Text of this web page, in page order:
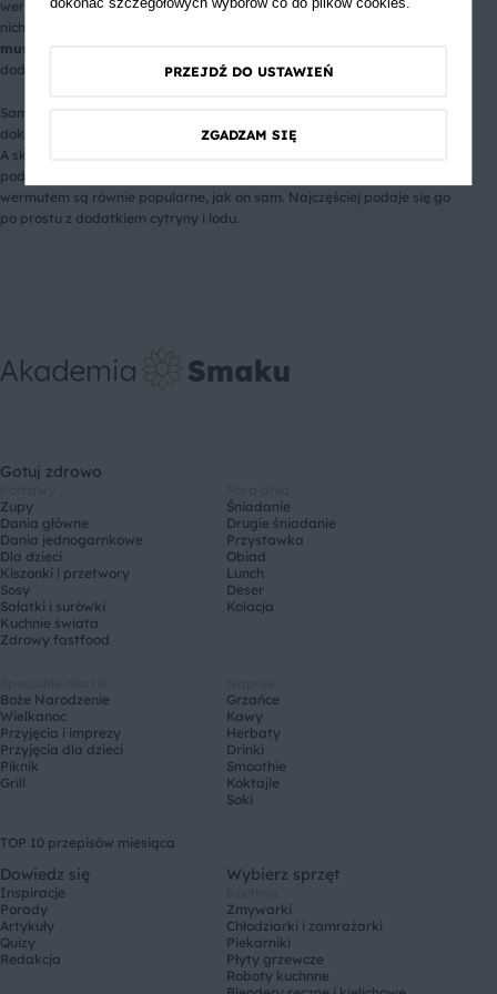
wermuty różnej odmiany z uwagi na pochodzenie. Jednak większość z
nich opiera się na dodatku ziół, takich jak
muszkatołowa
dodatek korzenia goryczki lub chininy.
Sama nazwa „wermut” z języka niemieckiego oznacza „piołun”, co
dokładnie wskazuje nam, na jakiej przyprawie powinien on bazować.
A skoro już wiemy, co to jest wermut, to jak pić ten trunek? Można
podawać go samodzielnie w szerokiej szklance, choć drinki z
wermutem są równie popularne, jak on sam. Najczęściej podaje się go
po prostu z dodatkiem cytryny i lodu.
Gotuj zdrowo
Zupy
Dania główne
Dania jednogarnkowe
Dla dzieci
Kiszonki i przetwory
Sosy
Sałatki i surówki
Kuchnie świata
Zdrowy fastfood
Śniadanie
Drugie śniadanie
Przystawka
Obiad
Lunch
Deser
Kolacja
Boże Narodzenie
Wielkanoc
Przyjęcia i imprezy
Przyjęcia dla dzieci
Piknik
Grill
Grzańce
Kawy
Herbaty
Drinki
Smoothie
Koktajle
Soki
TOP 10 przepisów miesiąca
Dowiedz się
Inspiracje
Porady
Artykuły
Quizy
Redakcja
Wybierz sprzęt
Zmywarki
Chłodziarki i zamrażarki
Piekarniki
Płyty grzewcze
Roboty kuchnne
PRZEJDŹ DO USTAWIEŃ
ZGADZAM SIĘ